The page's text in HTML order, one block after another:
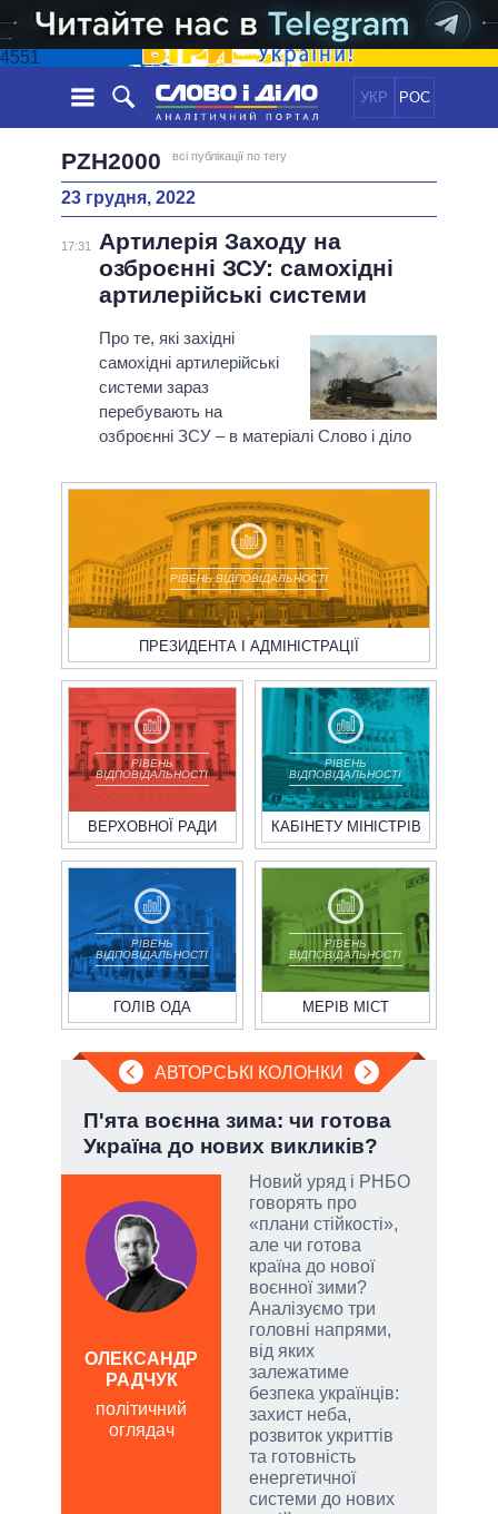
4551
УКР РОС
НОВИНИ
СТРІЧКА
ПОДІЇ
СТАТТІ
ДУМКИ
ОГЛЯДИ
ДАЙДЖЕСТИ
ЕКОНОМІКА
СУСПІЛЬСТВО
СВІТ
ПОЛIТИКИ
УСІ ПОЛІТИКИ
ПРЕЗИДЕНТ І ОФІС
ВЕРХОВНА РАДА
КАБІНЕТ МІНІСТРІВ
ГОЛОВИ ОБЛАДМІНІСТРАЦІЙ
ІНФОГРАФІКА
ВІДЕО
ПОРІВНЯННЯ ПОЛІТИКІВ
PZH2000 всі публікації по тегу
23 грудня, 2022
17:31
Артилерія Заходу на
озброєнні ЗСУ: самохідні
артилерійські системи
Про те, які західні
самохідні артилерійські
системи зараз
перебувають на
озброєнні ЗСУ – в матеріалі Слово і діло
РІВЕНЬ ВІДПОВІДАЛЬНОСТІ
ПРЕЗИДЕНТА І АДМІНІСТРАЦІЇ
РІВЕНЬ
ВІДПОВІДАЛЬНОСТІ
ВЕРХОВНОЇ РАДИ
РІВЕНЬ
ВІДПОВІДАЛЬНОСТІ
КАБІНЕТУ МІНІСТРІВ
РІВЕНЬ
ВІДПОВІДАЛЬНОСТІ
ГОЛІВ ОДА
РІВЕНЬ
ВІДПОВІДАЛЬНОСТІ
МЕРІВ МІСТ
АВТОРСЬКІ КОЛОНКИ
П'ята воєнна зима: чи готова
Україна до нових викликів?
Новий уряд і РНБО
говорять про
«плани стійкості»,
але чи готова
країна до нової
воєнної зими?
Аналізуємо три
головні напрями,
від яких
залежатиме
безпека українців:
захист неба,
розвиток укриттів
та готовність
енергетичної
системи до нових
ОЛЕКСАНДР
РАДЧУК
політичний
оглядач